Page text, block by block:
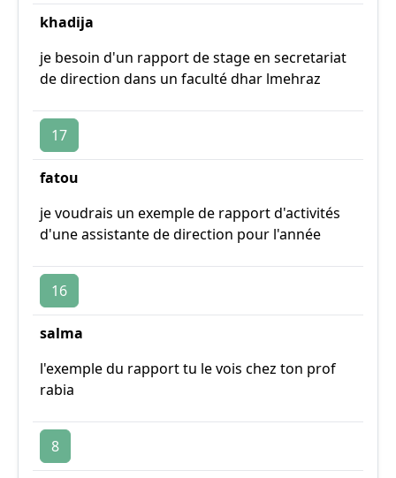
khadija
je besoin d'un rapport de stage en secretariat
de direction dans un faculté dhar lmehraz
17
fatou
je voudrais un exemple de rapport d'activités
d'une assistante de direction pour l'année
16
salma
l'exemple du rapport tu le vois chez ton prof
rabia
8